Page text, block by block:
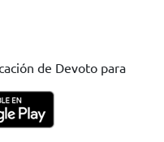
de Devoto para